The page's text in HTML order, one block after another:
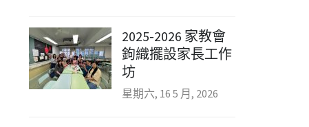
2025-2026 家教會
鉤織擺設家長工作
坊
星期六, 16 5 月, 2026